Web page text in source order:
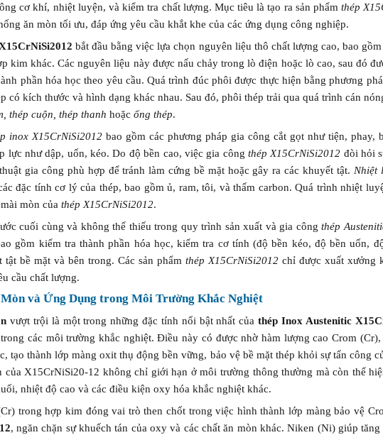
cơ khí, nhiệt luyện, và kiểm tra chất lượng. Mục tiêu là tạo ra sản phẩmthép
ăn mòn tối ưu, đáp ứng yêu cầu khắt khe của các ứng dụng công nghiệp.
bắt đầu bằng việc lựa chọn nguyên liệu thô chất lượng cao, bao gồm
kim khác. Các nguyên liệu này được nấu chảy trong lò điện hoặc lò cao, sau đó
phần hóa học theo yêu cầu. Quá trình đúc phôi được thực hiện bằng phương
có kích thước và hình dạng khác nhau. Sau đó, phôi thép trải qua quá trình cán
thép cuộn, thép thanh hoặc ống thép.
inox X15CrNiSi2012 bao gồm các phương pháp gia công cắt gọt như tiện, phay,
lực như dập, uốn, kéo. Do độ bền cao, việc gia công thép X15CrNiSi2012 đòi hỏi
gia công phù hợp để tránh làm cứng bề mặt hoặc gây ra các khuyết tật. Nhiệt
đặc tính cơ lý của thép, bao gồm ủ, ram, tôi, và thấm carbon. Quá trình nhiệt
mòn của thép X15CrNiSi2012.
cuối cùng và không thể thiếu trong quy trình sản xuất và gia côngthép
gồm kiểm tra thành phần hóa học, kiểm tra cơ tính (độ bền kéo, độ bền uốn,
bề mặt và bên trong. Các sản phẩm thép X15CrNiSi2012 chỉ được xuất xưởng
cầu chất lượng.
và Ứng Dụng trong Môi Trường Khắc Nghiệt
vượt trội là một trong những đặc tính nổi bật nhất củathép Inox Austenitic
các môi trường khắc nghiệt. Điều này có được nhờ hàm lượng cao Crom
tạo thành lớp màng oxit thụ động bền vững, bảo vệ bề mặt thép khỏi sự tấn công
của X15CrNiSi20-12 không chỉ giới hạn ở môi trường thông thường mà còn thể
nhiệt độ cao và các điều kiện oxy hóa khắc nghiệt khác.
trong hợp kim đóng vai trò then chốt trong việc hình thành lớp màng bảo vệ
, ngăn chặn sự khuếch tán của oxy và các chất ăn mòn khác. Niken (Ni) giúp